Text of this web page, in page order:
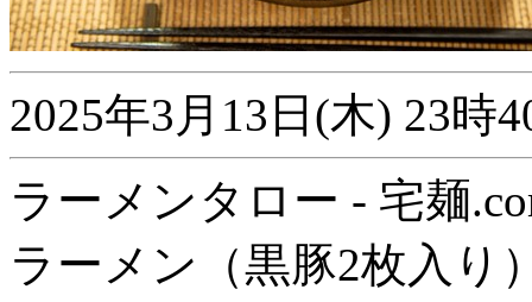
2025年3月13日(木) 23時
ラーメンタロー - 宅麺
ラーメン（黒豚2枚入り